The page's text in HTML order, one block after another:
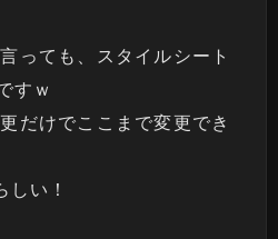
っても、スタイルシート
すｗ
だけでここまで変更でき
い！